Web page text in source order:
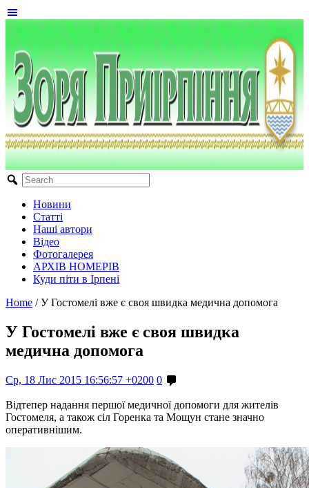
Новини
Статті
Наші автори
Відео
Фотогалерея
АРХІВ НОМЕРІВ
Куди піти в Ірпені
Home / У Гостомелі вже є своя швидка медична допомога
У Гостомелі вже є своя швидка
медична допомога
Ср, 18 Лис 2015 16:56:57 +0200 0
Відтепер надання першої медичної допомоги для жителів
Гостомеля, а також сіл Горенка та Мощун стане значно
оперативнішим.